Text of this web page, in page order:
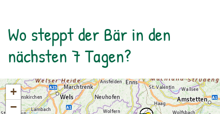
Wo steppt der Bär in den
nächsten 7 Tagen?
+
−